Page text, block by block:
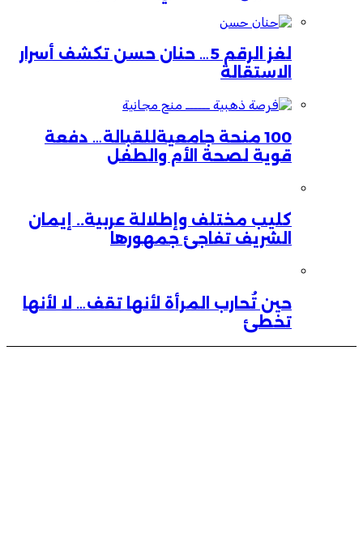
لغز الرقم 5… حنان حسن تكشف أسرار
الاستقالة
100 منحة جامعيةللقبالة… دفعة
قوية لصحة الأم والطفل
كليب مختلف وإطلالة عربية.. إيمان
الشريف تفاجئ جمهورها
حين تُحارب المرأة لأنها تقف… لا لأنها
تخطئ